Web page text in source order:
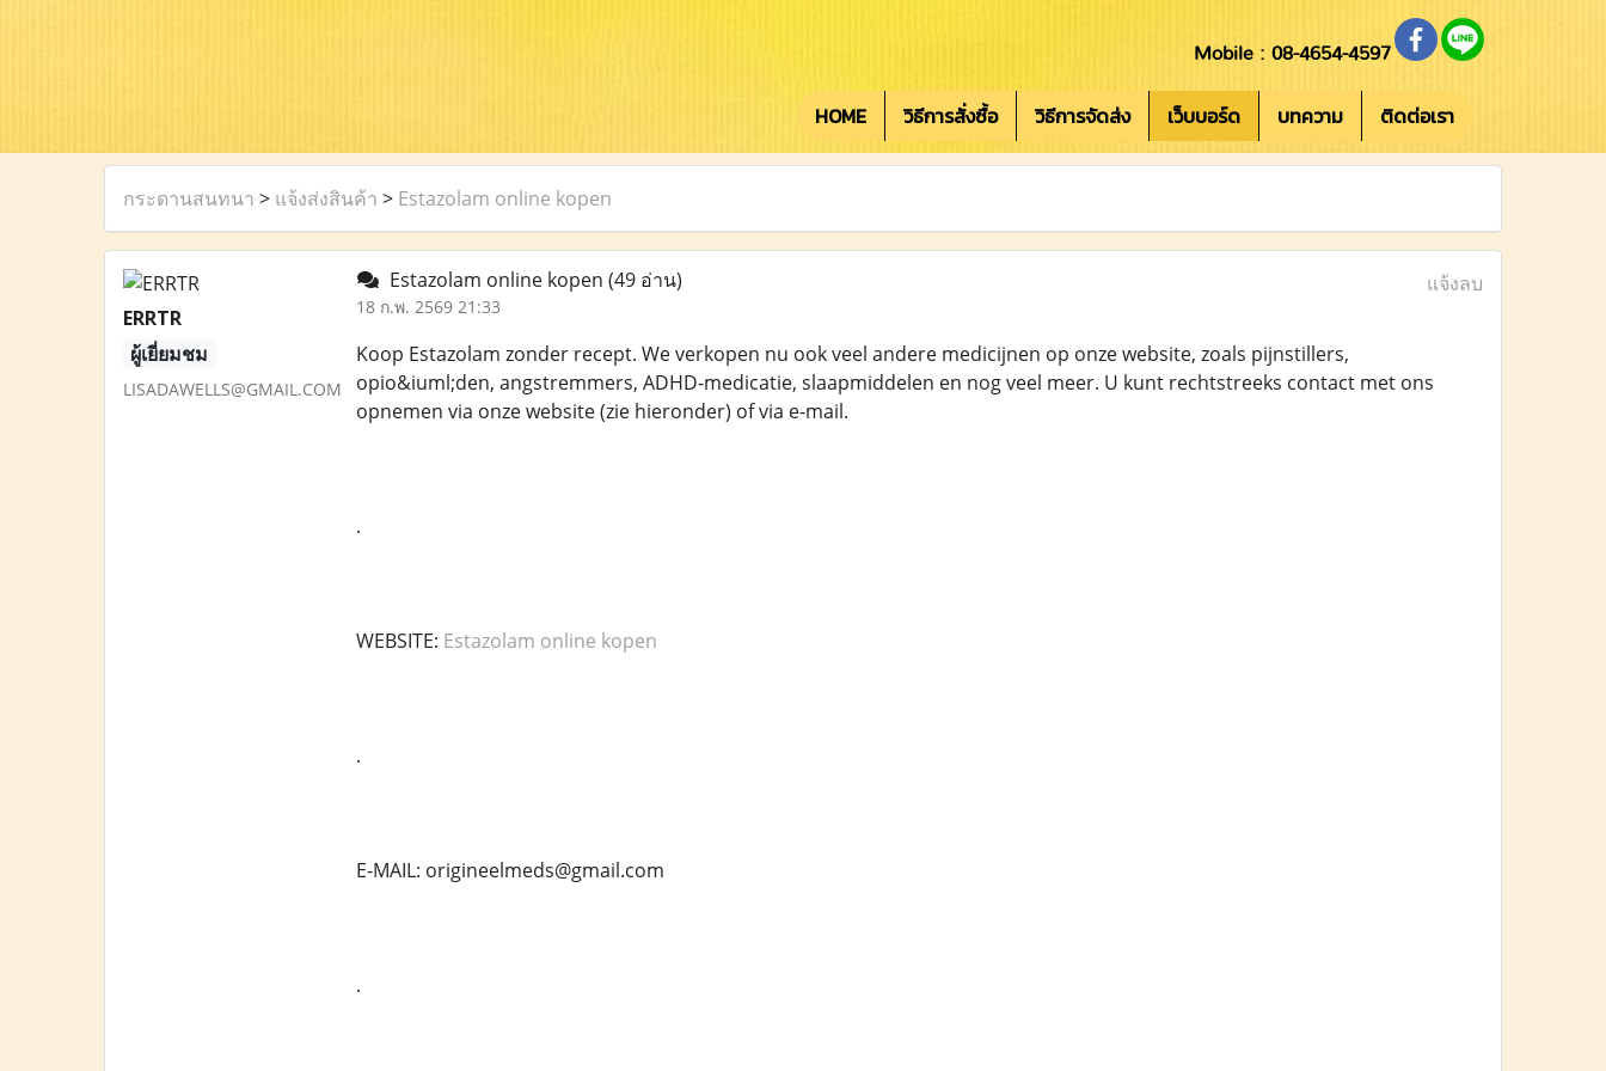
Mobile : 08-4654-4597
HOME วิธีการสั่งซื้อ วิธีการจัดส่ง เว็บบอร์ด บทความ ติดต่อเรา
กระดานสนทนา > แจ้งส่งสินค้า > Estazolam online kopen
ERRTR
ผู้เยี่ยมชม
LISADAWELLS@GMAIL.COM
Estazolam online kopen (49 อ่าน)
18 ก.พ. 2569 21:33
แจ้งลบ
Koop Estazolam zonder recept. We verkopen nu ook veel andere medicijnen op onze website, zoals pijnstillers,
opio&iuml;den, angstremmers, ADHD-medicatie, slaapmiddelen en nog veel meer. U kunt rechtstreeks contact met ons
opnemen via onze website (zie hieronder) of via e-mail.
.
WEBSITE: Estazolam online kopen
.
E-MAIL: origineelmeds@gmail.com
.